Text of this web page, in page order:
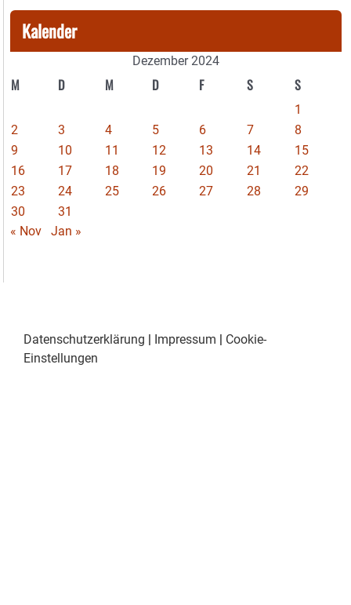
Kalender
Dezember 2024
M D M D F S S
1
2
3 4 5 6 7
8
9
10 11 12 13 14
15
16
17 18 19 20 21
22
23
24 25 26 27 28
29
30
31
« Nov
Jan »
Datenschutzerklärung Impressum
Cookie-
Einstellungen